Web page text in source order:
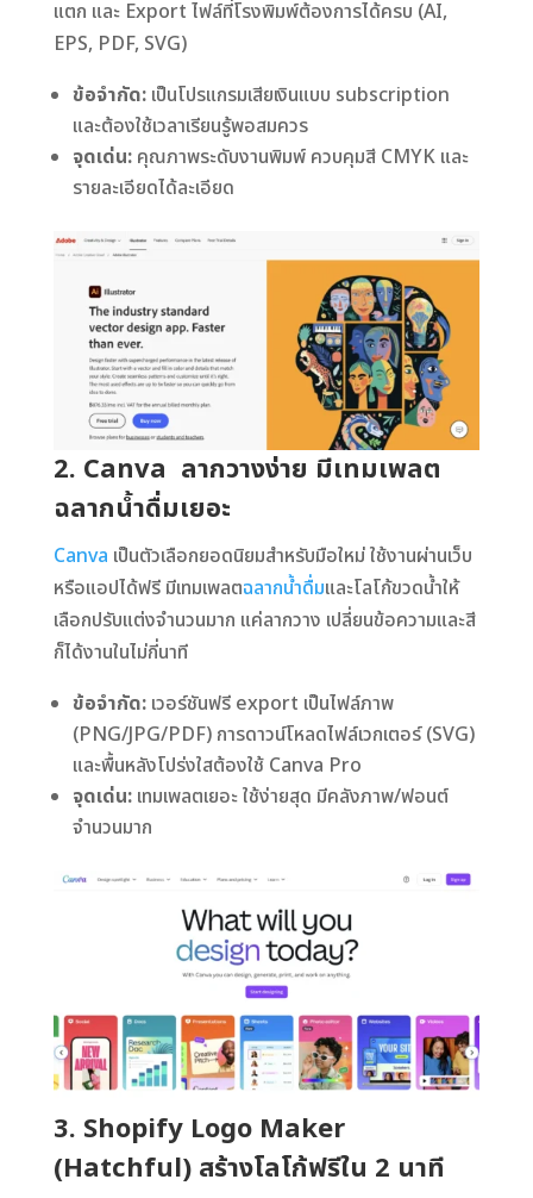
แตก และ Export ไฟล์ที่โรงพิมพ์ต้องการได้ครบ (AI,
EPS, PDF, SVG)
ข้อจำกัด: เป็นโปรแกรมเสียเงินแบบ subscription
และต้องใช้เวลาเรียนรู้พอสมควร
จุดเด่น:คุณภาพระดับงานพิมพ์ ควบคุมสี CMYK และ
รายละเอียดได้ละเอียด
2. Canva ลากวางง่าย มีเทมเพลต
ฉลากน้ำดื่มเยอะ
Canva เป็นตัวเลือกยอดนิยมสำหรับมือใหม่ ใช้งานผ่านเว็บ
หรือแอปได้ฟรี มีเทมเพลตฉลากน้ำดื่มและโลโก้ขวดน้ำให้
เลือกปรับแต่งจำนวนมาก แค่ลากวาง เปลี่ยนข้อความและสี
ก็ได้งานในไม่กี่นาที
ข้อจำกัด:เวอร์ชันฟรี export เป็นไฟล์ภาพ
(PNG/JPG/PDF) การดาวน์โหลดไฟล์เวกเตอร์ (SVG)
และพื้นหลังโปร่งใสต้องใช้ Canva Pro
จุดเด่น:เทมเพลตเยอะ ใช้ง่ายสุด มีคลังภาพ/ฟอนต์
จำนวนมาก
3. Shopify Logo Maker
(Hatchful) สร้างโลโก้ฟรีใน 2 นาที